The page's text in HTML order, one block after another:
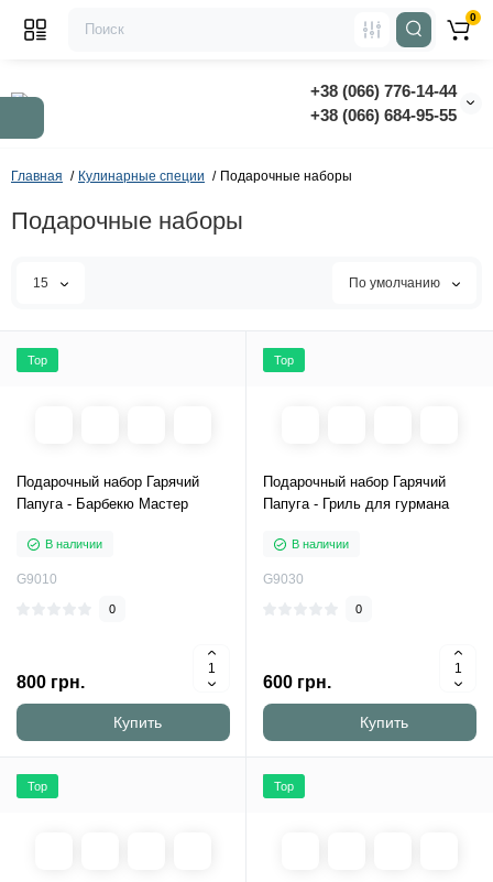
+38 (066) 776-14-44
‭+38 (066) 684-95-55‬
0
Главная Кулинарные специи Подарочные наборы
Подарочные наборы
15 По умолчанию
Top
Подарочный набор Гарячий
Папуга - Барбекю Мастер
В наличии
G9010
0
800 грн.
Купить
Top
Подарочный набор Гарячий
Папуга - Гриль для гурмана
В наличии
G9030
0
600 грн.
Купить
Top Top